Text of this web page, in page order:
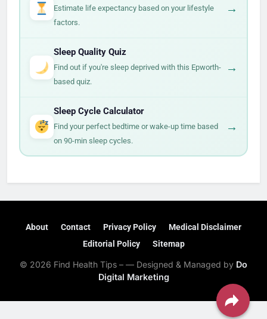
Estimate life expectancy based on your lifestyle
factors.
→
Sleep Quality Quiz
Find out if you're sleep deprived with this Epworth-
based quiz.
→
Sleep Cycle Calculator
Find your perfect bedtime or wake-up time based
on 90-min sleep cycles.
→
About Contact Privacy Policy
Medical Disclaimer
Editorial Policy
Sitemap
© 2026 Find Health Tips – — Designed & Managed by Do
Digital Marketing